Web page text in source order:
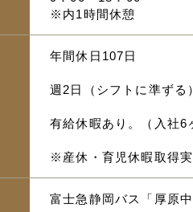
※内1時間休憩
年間休日107日
週2日（シフトに準ずる）
有給休暇あり。（入社6
※産休・育児休暇取得実
富士急静岡バス「厚原